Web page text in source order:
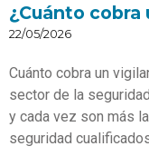
¿Cuánto
22/05/2026
Cuánto cobra un
sector de la
y cada vez son más
seguridad